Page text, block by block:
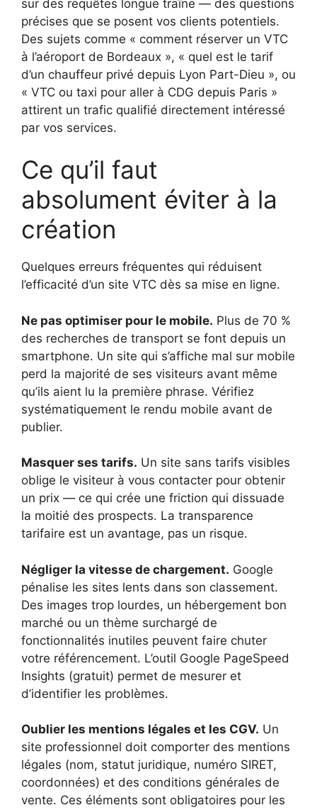
sur des requêtes longue traîne — des questions
précises que se posent vos clients potentiels.
Des sujets comme « comment réserver un VTC
à l’aéroport de Bordeaux », « quel est le tarif
d’un chauffeur privé depuis Lyon Part-Dieu », ou
« VTC ou taxi pour aller à CDG depuis Paris »
attirent un trafic qualifié directement intéressé
par vos services.
Ce qu’il faut
absolument éviter à la
création
Quelques erreurs fréquentes qui réduisent
l’efficacité d’un site VTC dès sa mise en ligne.
Ne pas optimiser pour le mobile. Plus de 70 %
des recherches de transport se font depuis un
smartphone. Un site qui s’affiche mal sur mobile
perd la majorité de ses visiteurs avant même
qu’ils aient lu la première phrase. Vérifiez
systématiquement le rendu mobile avant de
publier.
Masquer ses tarifs. Un site sans tarifs visibles
oblige le visiteur à vous contacter pour obtenir
un prix — ce qui crée une friction qui dissuade
la moitié des prospects. La transparence
tarifaire est un avantage, pas un risque.
Négliger la vitesse de chargement. Google
pénalise les sites lents dans son classement.
Des images trop lourdes, un hébergement bon
marché ou un thème surchargé de
fonctionnalités inutiles peuvent faire chuter
votre référencement. L’outil Google PageSpeed
Insights (gratuit) permet de mesurer et
d’identifier les problèmes.
Oublier les mentions légales et les CGV. Un
site professionnel doit comporter des mentions
légales (nom, statut juridique, numéro SIRET,
coordonnées) et des conditions générales de
vente. Ces éléments sont obligatoires pour les